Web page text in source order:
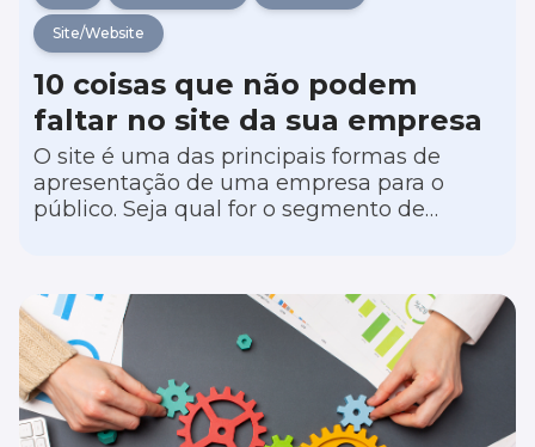
Site/Website
10 coisas que não podem
faltar no site da sua empresa
O site é uma das principais formas de
apresentação de uma empresa para o
público. Seja qual for o segmento de
garantir a sua efetividade. Neste artigo,
listamos alguns elementos que não podem
faltar no site da sua empresa. Confira!